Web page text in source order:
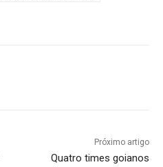
Próximo artigo
Quatro times goianos